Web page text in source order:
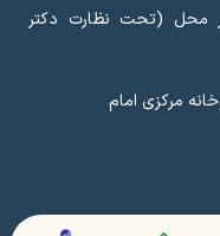
محل (تحت نظارت دکتر
مرکزی امام